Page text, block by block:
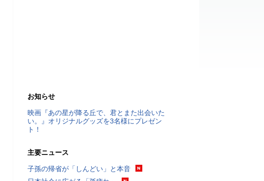
お知らせ
映画『あの星が降る丘で、君とまた出会いた
い。』オリジナルグッズを3名様にプレゼン
ト！
主要ニュース
子孫の帰省が「しんどい」と本音